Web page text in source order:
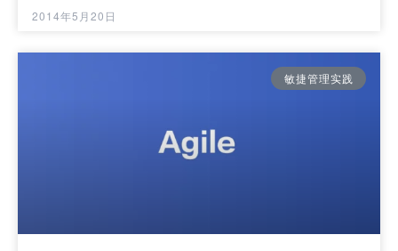
2014年5月20日
敏捷管理实践